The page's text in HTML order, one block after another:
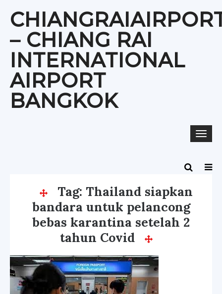
content
– CHIANG RAI
INTERNATIONAL
AIRPORT
BANGKOK
Tag: Thailand siapkan
bandara untuk pelancong
bebas karantina setelah 2
tahun Covid